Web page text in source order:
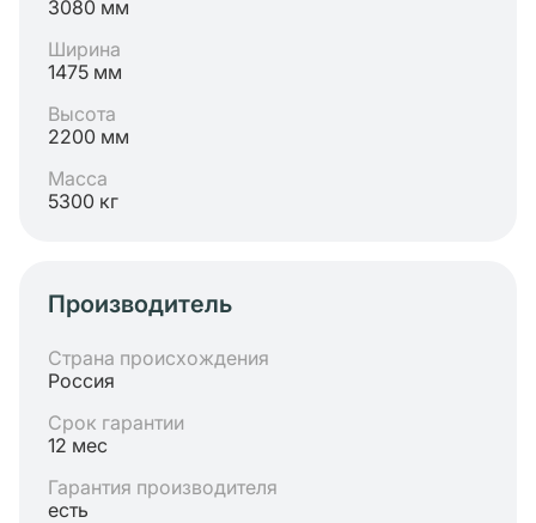
3080 мм
Ширина
1475 мм
Высота
2200 мм
Масса
5300 кг
Производитель
Страна происхождения
Россия
Срок гарантии
12 мес
Гарантия производителя
есть